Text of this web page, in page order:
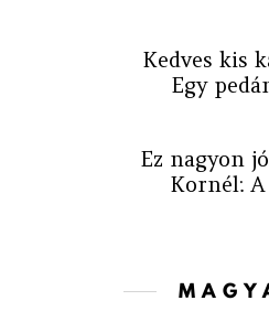
Kedves kis
Egy
Ez nagyon
Kornél: